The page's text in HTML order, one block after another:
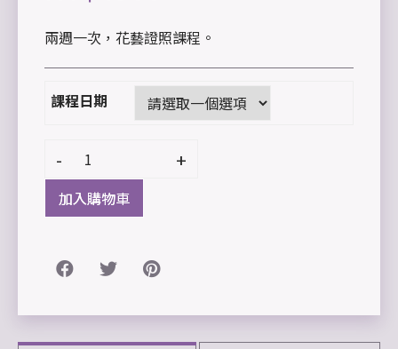
兩週一次，花藝證照課程。
課程日期
- +
加入購物車